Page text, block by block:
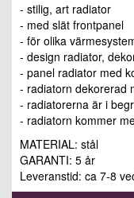
- stilig, art radiator
- med slät frontpanel
- för olika
- design radiator,
- panel radiator med
- radiatorn dekorerad
- radiatorerna är i
- radiatorn kommer
MATERIAL: stål
GARANTI: 5 år
Leveranstid: ca 7-8